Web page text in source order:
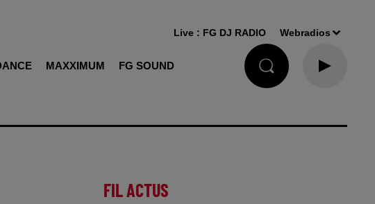
MAXXIMUM FG SOUND
Live : FG DJ RADIO Webradios
FIL ACTUS